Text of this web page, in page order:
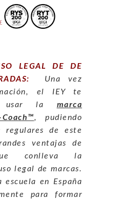
LEGAL DE DE
Una vez
el IEY te
usar la marca
, pudiendo
regulares de este
ventajas de
conlleva la
legal de marcas.
escuela en España
para formar